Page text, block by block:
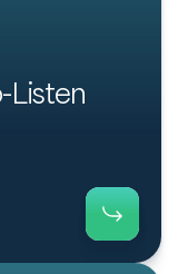
Listen
Notizen und